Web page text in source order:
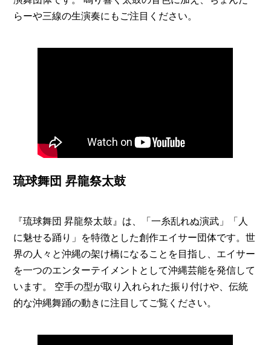
らーや三線の生演奏にもご注目ください。
琉球舞団 昇龍祭太鼓
『琉球舞団 昇龍祭太鼓』は、「一糸乱れぬ演武」「人
に魅せる踊り」を特徴とした創作エイサー団体です。世
界の人々と沖縄の架け橋になることを目指し、エイサー
を一つのエンターテイメントとして沖縄芸能を発信して
います。 空手の型が取り入れられた振り付けや、伝統
的な沖縄舞踊の動きに注目してご覧ください。